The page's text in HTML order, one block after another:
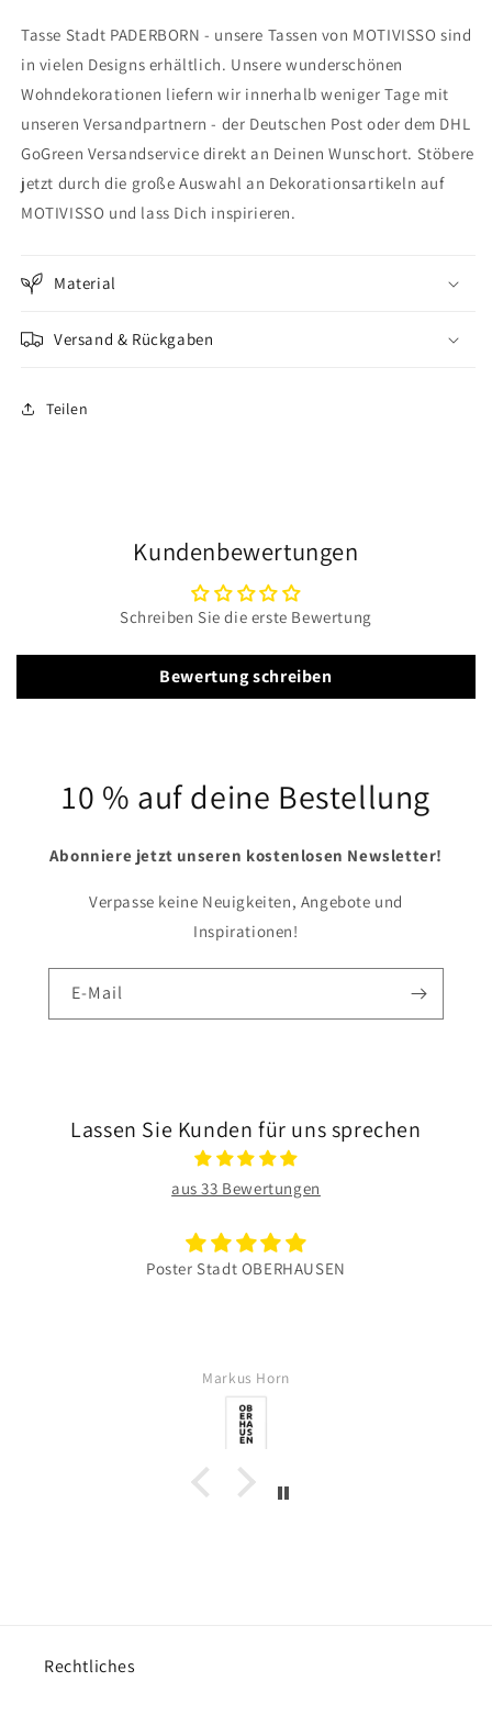
PADERBORNPADERBORN
Tasse Stadt PADERBORN - unsere Tassen von MOTIVISSO sind
in vielen Designs erhältlich. Unsere wunderschönen
Wohndekorationen liefern wir innerhalb weniger Tage mit
unseren Versandpartnern - der Deutschen Post oder dem DHL
GoGreen Versandservice direkt an Deinen Wunschort. Stöbere
jetzt durch die große Auswahl an Dekorationsartikeln auf
MOTIVISSO und lass Dich inspirieren.
Material
Versand & Rückgaben
Teilen
Kundenbewertungen
Schreiben Sie die erste Bewertung
Bewertung schreiben
10 % auf deine Bestellung
Abonniere jetzt unseren kostenlosen Newsletter!
Verpasse keine Neuigkeiten, Angebote und
Inspirationen!
E-Mail
Lassen Sie Kunden für uns sprechen
aus 33 Bewertungen
Poster Stadt OBERHAUSEN
Markus Horn
Rechtliches